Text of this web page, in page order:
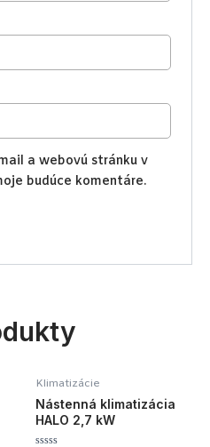
a webovú stránku v
budúce komentáre.
Klimatizácie
Nástenná klimatizácia
HALO 2,7 kW